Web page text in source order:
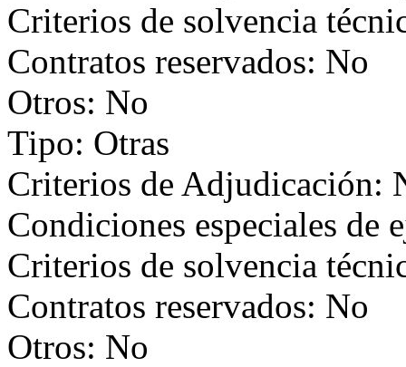
Criterios de solvencia
Contratos reservados: No
Otros: No
Tipo: Otras
Criterios de Adjudicación:
Condiciones especiales de
Criterios de solvencia
Contratos reservados: No
Otros: No